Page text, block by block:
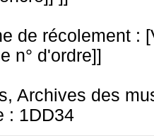
de récolement :
n° d'ordre]]
Archives des
: 1DD34